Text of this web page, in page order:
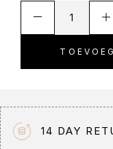
a
t
i
14 DAY